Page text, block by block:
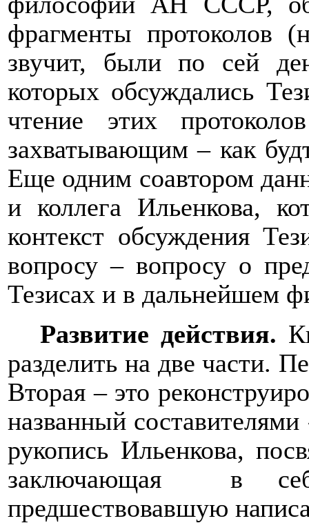
фрагменты протоколов
звучит, были по сей
которых обсуждались
чтение этих
захватывающим – как
Еще одним соавтором
и коллега Ильенкова,
контекст обсуждения
вопросу – вопросу о
Тезисах и в дальнейшем
Развитие действия.
разделить на две части.
Вторая – это
названный
рукопись Ильенкова,
заключающая
в
предшествовавшую